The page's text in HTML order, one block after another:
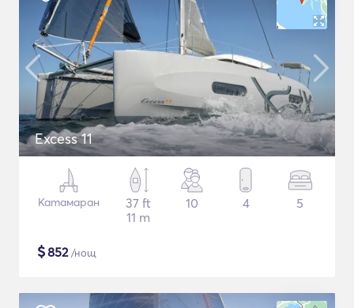
Excess 11
Катамаран
37 ft
11 m
10 4 5
$852/нощ